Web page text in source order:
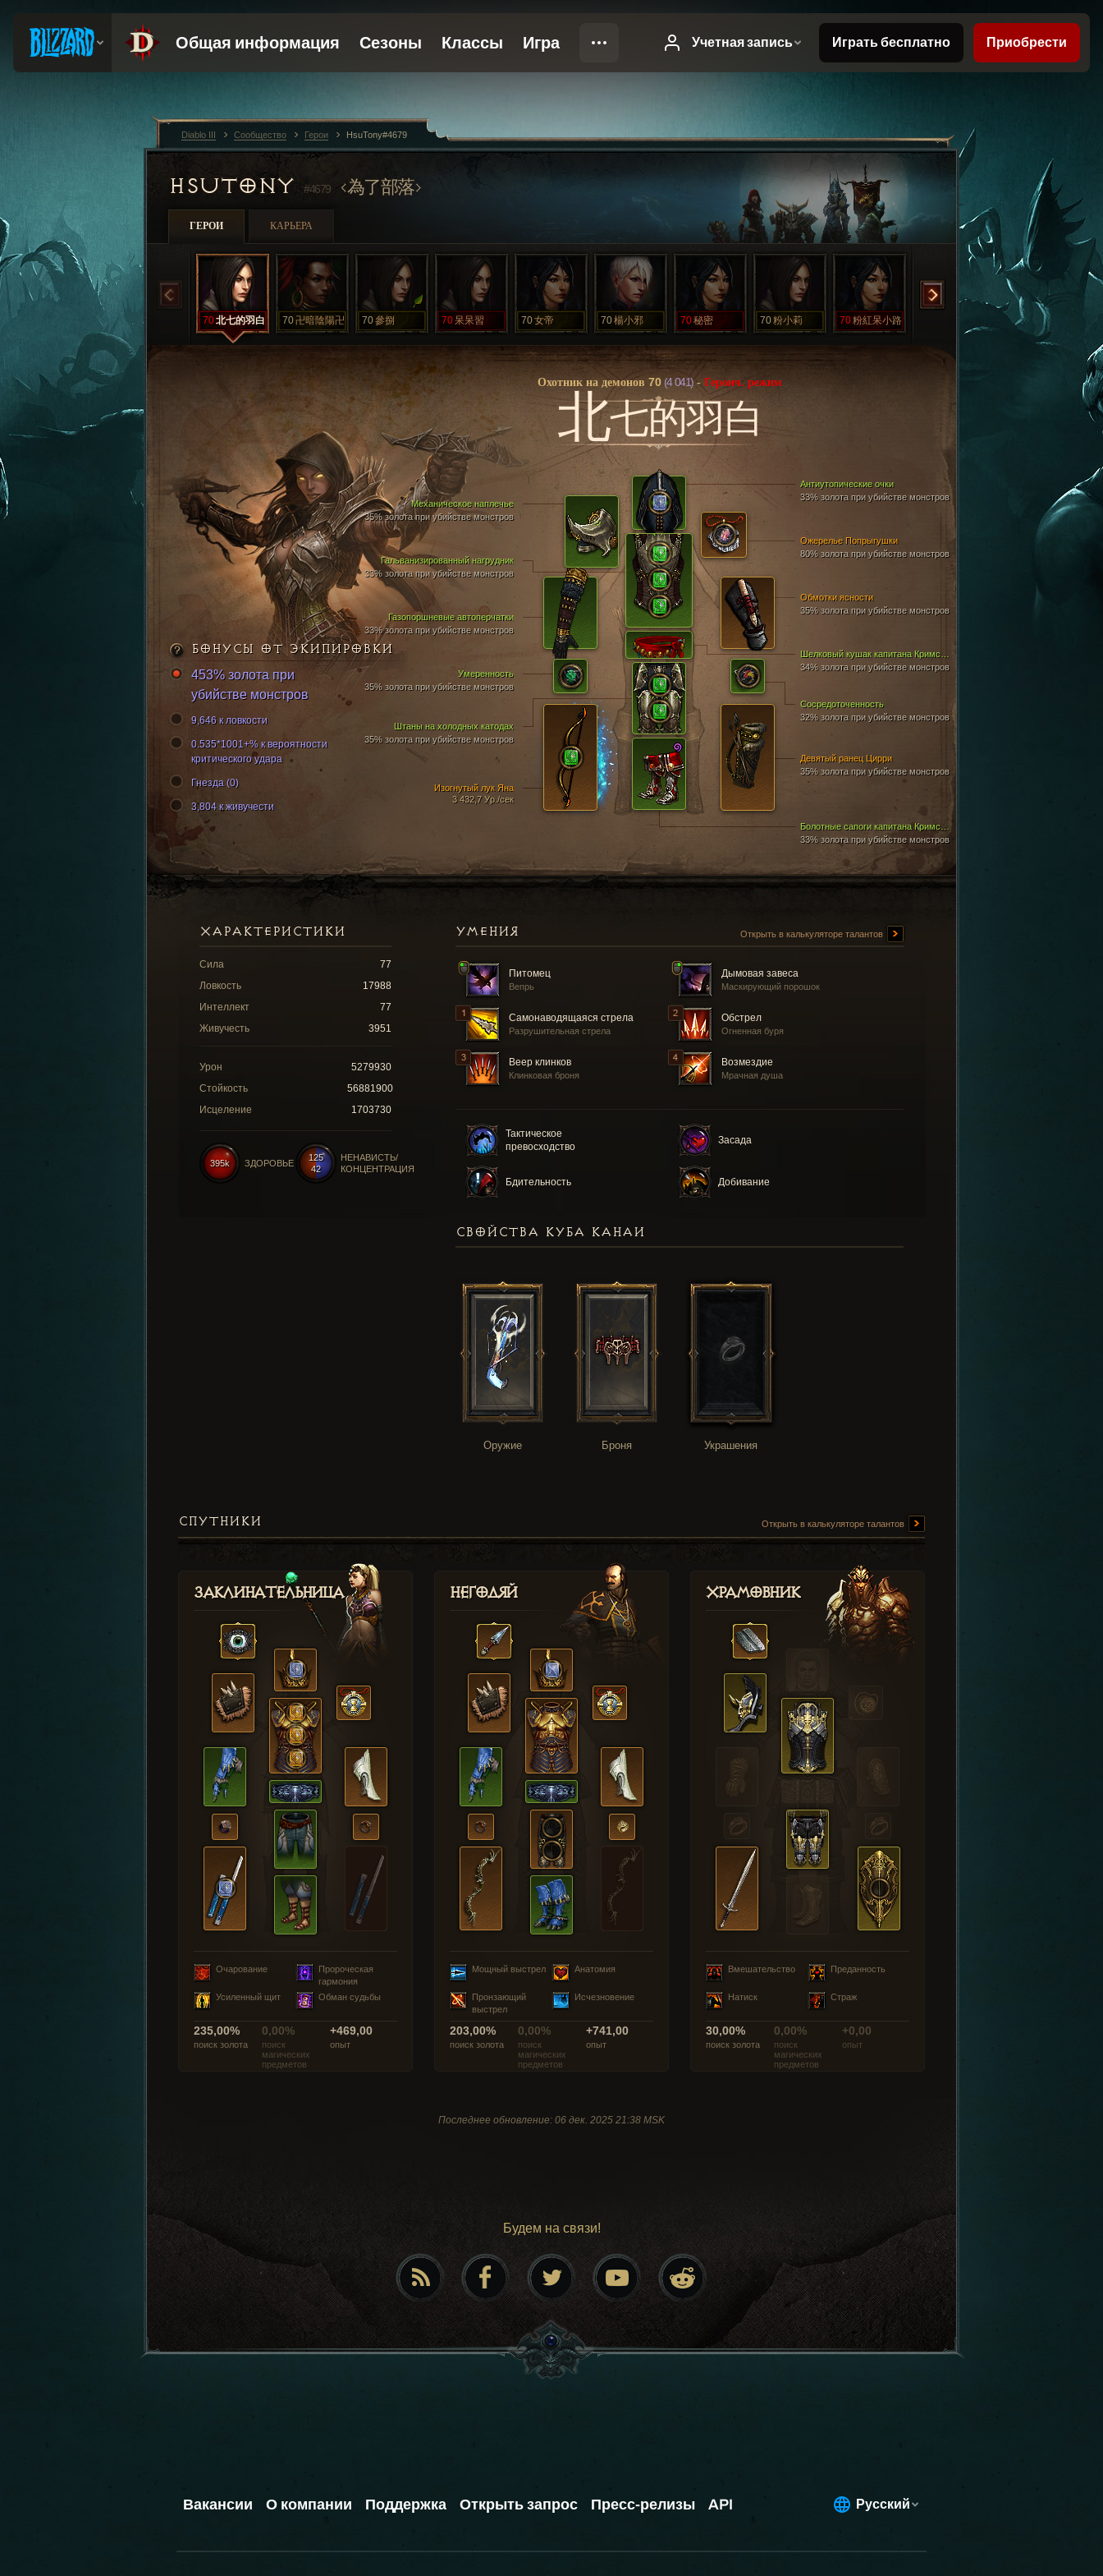
HSUTONY#4679 為了部落
ГЕРОИ КАРЬЕРА
70北七的羽白 70卍暗陰陽卍 70參捌 70呆呆習 70女帝 70楊小邪 70秘密 70粉小莉 70粉紅呆小路 70羽白翻車了
Охотник на демонов 70 (4 041) - Героич. режим
北七的羽白
Антиутопические очки
33% золота при убийстве монстров
Гальванизированный нагрудник
33% золота при убийстве монстров
33% золота при убийстве монстров
Газопоршневые автоперчатки
33% золота при убийстве монстров
Механическое наплечье
35% золота при убийстве монстров
Штаны на холодных катодах
35% золота при убийстве монстров
Обмотки ясности
35% золота при убийстве монстров
Изогнутый лук Яна
3 432,7 Ур./сек
Девятый ранец Цирри
35% золота при убийстве монстров
34% золота при убийстве монстров
Сосредоточенность
32% золота при убийстве монстров
Умеренность
35% золота при убийстве монстров
Ожерелье Попрыгушки
80% золота при убийстве монстров
БОНУСЫ ОТ ЭКИПИРОВКИ
453% золота при
убийстве монстров
9,646 к ловкости
0.535*1001+% к вероятности
критического удара
Гнезда (0)
3,804 к живучести
УМЕНИЯ Открыть в калькуляторе талантов
Питомец
Вепрь
Дымовая завеса
Маскирующий порошок
Самонаводящаяся стрела
Разрушительная стрела
Обстрел
Огненная буря
Веер клинков
Клинковая броня
Возмездие
Мрачная душа
Тактическое
превосходство
Засада
Бдительность Добивание
ХАРАКТЕРИСТИКИ
Сила
77
Ловкость
17988
Интеллект
77
Живучесть
3951
Урон
5279930
Стойкость
56881900
Исцеление
1703730
125
42
НЕНАВИСТЬ/
КОНЦЕНТРАЦИЯ
395k ЗДОРОВЬЕ
СВОЙСТВА КУБА КАНАИ
Оружие Броня Украшения
СПУТНИКИ Открыть в калькуляторе талантов
Заклинательница
Очарование
Пророческая
гармония
Усиленный щит
Обман судьбы
235,00%
поиск золота
0,00%
поиск
магических
предметов
+469,00
опыт
Негодяй
Мощный выстрел Анатомия
Пронзающий
выстрел
Исчезновение
203,00%
поиск золота
0,00%
поиск
магических
предметов
+741,00
опыт
Храмовник
Вмешательство Преданность
Натиск Страж
30,00%
поиск золота
0,00%
поиск
магических
предметов
+0,00
опыт
Последнее обновление: 06 дек. 2025 21:38 MSK
Будем на связи!
Diablo III Сообщество Герои HsuTony#4679